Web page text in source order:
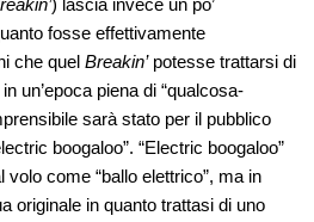
) lascia invece un po’
fosse effettivamente
che quel Breakin’potesse trattarsi di
in un’epoca piena di “qualcosa-
sarà stato per il pubblico
boogaloo”. “Electric boogaloo”
come “ballo elettrico”, ma in
originale in quanto trattasi di uno